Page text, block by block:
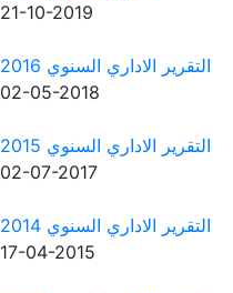
21-10-2019
التقرير الاداري السنوي 2016
02-05-2018
التقرير الاداري السنوي 2015
02-07-2017
التقرير الاداري السنوي 2014
17-04-2015